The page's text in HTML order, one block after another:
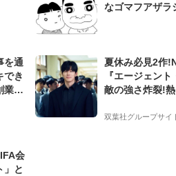
なゴマフアザラ
を通
でき
業来
夏休み必見2作
『エージェン
敵の強さ炸裂!
双葉社グループサイ
会
」と